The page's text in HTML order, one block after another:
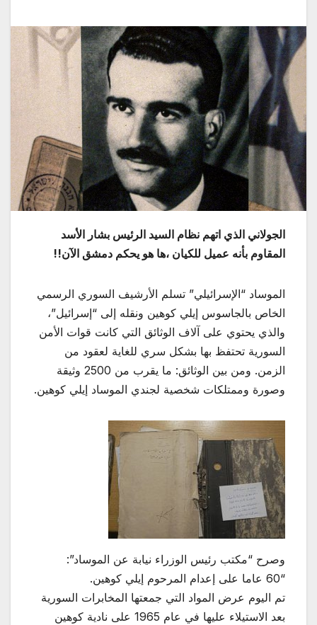
الجولاني الذي اتهم نظام السيد الرئيس بشار الأسد
المقاوم بأنه عميل للكيان ،ها هو يحكم دمشق الآن!!
الموساد “الإسرائيلي” تسلم الأرشيف السوري الرسمي
الخاص بالجاسوس إيلي كوهين ونقله إلى “إسرائيل”،
والذي يحتوي على آلاف الوثائق التي كانت قوات الأمن
السورية تحتفظ بها بشكل سري للغاية لعقود من
الزمن. ومن بين الوثائق: ما يقرب من 2500 وثيقة
وصورة وممتلكات شخصية لجندي الموساد إيلي كوهين.
وصرح “مكتب رئيس الوزراء نيابة عن الموساد”:
“60 عاما على إعدام المرحوم إيلي كوهين.
تم اليوم عرض المواد التي جمعتها المخابرات السورية
بعد الاستيلاء عليها في عام 1965 على نادية كوهين